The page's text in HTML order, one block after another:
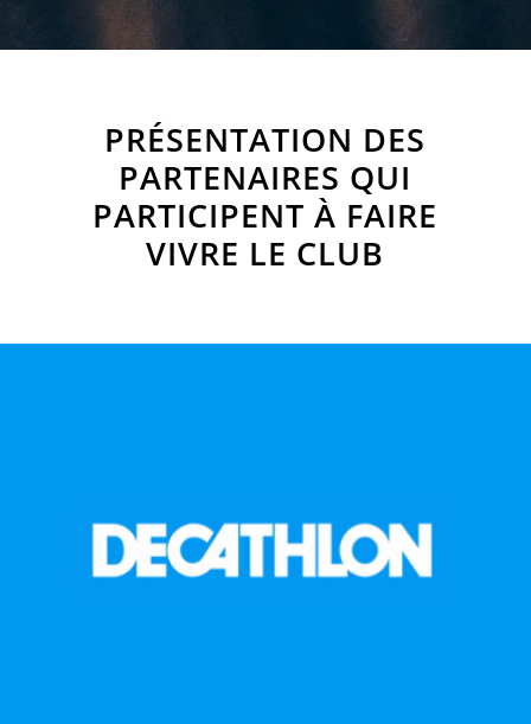
PRÉSENTATION DES
PARTENAIRES QUI
PARTICIPENT À FAIRE
VIVRE LE CLUB